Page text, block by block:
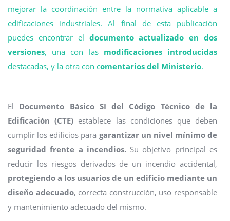
mejorar la coordinación entre la normativa aplicable a
edificaciones industriales. Al final de esta publicación
puedes encontrar el documento actualizado en dos
versiones, una con las modificaciones introducidas
destacadas, y la otra con comentarios del Ministerio.
El Documento Básico SI del Código Técnico de la
Edificación (CTE) establece las condiciones que deben
cumplir los edificios para garantizar un nivel mínimo de
seguridad frente a incendios. Su objetivo principal es
reducir los riesgos derivados de un incendio accidental,
protegiendo a los usuarios de un edificio mediante un
diseño adecuado, correcta construcción, uso responsable
y mantenimiento adecuado del mismo.